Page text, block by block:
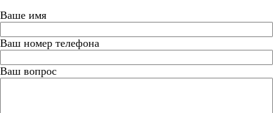
Ваше имя
Ваш номер телефона
Ваш вопрос